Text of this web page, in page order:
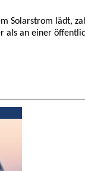
Solarstrom lädt,
als an einer